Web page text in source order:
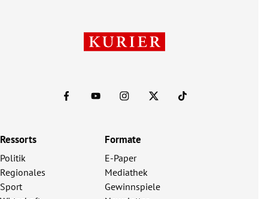
Ressorts
Politik
Regionales
Sport
Formate
E-Paper
Mediathek
Gewinnspiele